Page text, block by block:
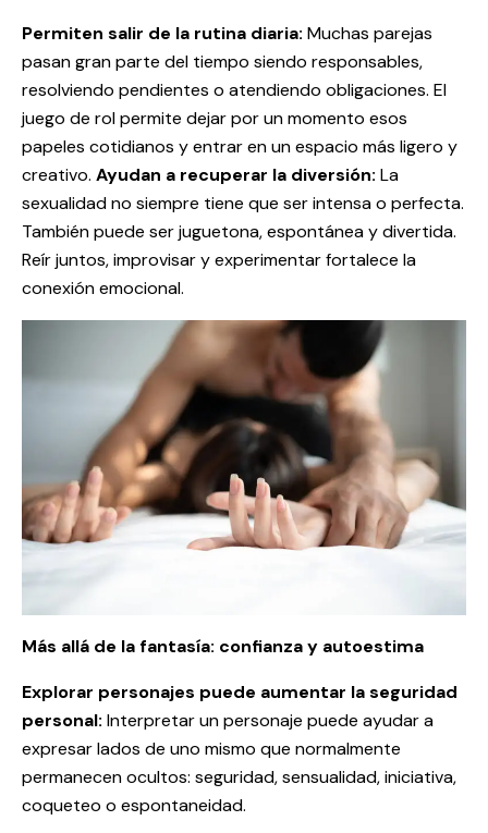
Permiten salir de la rutina diaria: Muchas parejas
pasan gran parte del tiempo siendo responsables,
resolviendo pendientes o atendiendo obligaciones. El
juego de rol permite dejar por un momento esos
papeles cotidianos y entrar en un espacio más ligero y
creativo. Ayudan a recuperar la diversión: La
sexualidad no siempre tiene que ser intensa o perfecta.
También puede ser juguetona, espontánea y divertida.
Reír juntos, improvisar y experimentar fortalece la
conexión emocional.
Más allá de la fantasía: confianza y autoestima
Explorar personajes puede aumentar la seguridad
personal: Interpretar un personaje puede ayudar a
expresar lados de uno mismo que normalmente
permanecen ocultos: seguridad, sensualidad, iniciativa,
coqueteo o espontaneidad.